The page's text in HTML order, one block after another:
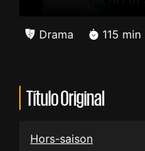
Drama 115 min
Título Original
Hors-saison